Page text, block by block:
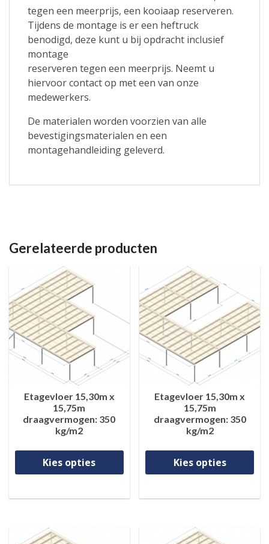
tegen een meerprijs, een kooiaap reserveren.
Tijdens de montage is er een heftruck
benodigd, deze kunt u bij opdracht inclusief
montage
reserveren tegen een meerprijs. Neemt u
hiervoor contact op met een van onze
medewerkers.
De materialen worden voorzien van alle
bevestigingsmaterialen en een
montagehandleiding geleverd.
Gerelateerde producten
Etagevloer 15,30m x
15,75m
draagvermogen: 350
kg/m2
Kies opties
Dit product heeft meerdere
Etagevloer 15,30m x
15,75m
draagvermogen: 350
kg/m2
Kies opties